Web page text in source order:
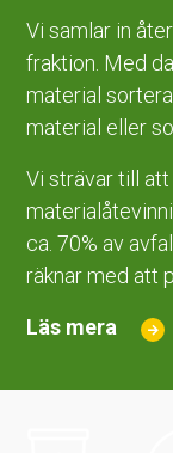
Vi samlar in
fraktion. Med
material
material eller
Vi strävar till att
ca. 70% av
räknar med att
Läs mera